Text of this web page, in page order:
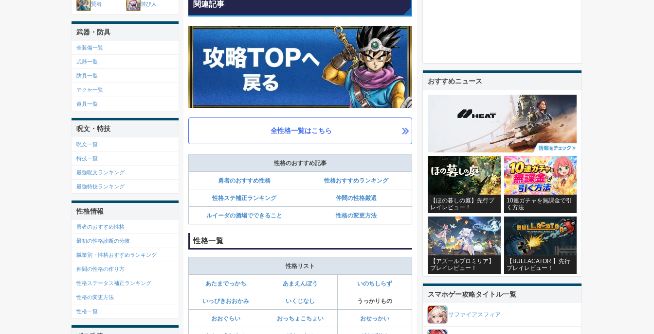
関連記事
全性格一覧はこちら
性格のおすすめ記事
勇者のおすすめ性格 性格おすすめランキング
性格ステ補正ランキング 仲間の性格厳選
ルイーダの酒場でできること 性格の変更方法
性格一覧
性格リスト
あたまでっかち あまえんぼう いのちしらず
いっぴきおおかみ いくじなし うっかりもの
おおぐらい おっちょこちょい おせっかい
賢者 遊び人
武器・防具
全装備一覧
武器一覧
防具一覧
アクセ一覧
道具一覧
呪文・特技
呪文一覧
特技一覧
最強呪文ランキング
最強特技ランキング
性格情報
勇者のおすすめ性格
最初の性格診断の分岐
職業別・性格おすすめランキング
仲間の性格の作り方
性格ステータス補正ランキング
性格の変更方法
性格一覧
おすすめニュース
【ほの暮しの庭】先行プ
レイレビュー！
10連ガチャを無課金で引
く方法
【アズールプロミリア】
プレイレビュー！
【BULLACATOR 】先行
プレイレビュー！
スマホゲー攻略タイトル一覧
サファイアスフィア